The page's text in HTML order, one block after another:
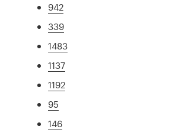
942
339
1483
1137
1192
95
146